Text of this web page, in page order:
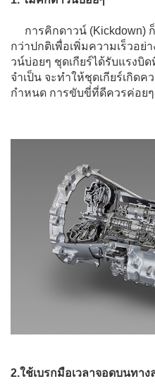
การคิกดาวน์ (Kickdown)
กว่าปกติเพื่อเพิ่มความเร็วอย่
วน์บ่อยๆ ชุดเกียร์ได้รับแรงบิ
จำเป็น จะทำให้ชุดเกียร์เกิดค
กำหนด การขับขี่ที่ดีควรค่อย
2.ใช้เบรกมือเวลาจอดบนทา